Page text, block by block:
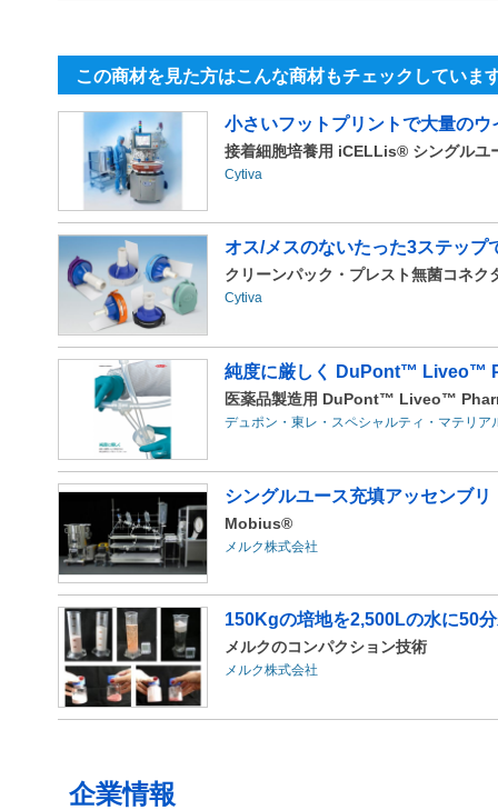
この商材を見た方はこんな商材もチェックしていま
小さいフットプリントで大量のウ
接着細胞培養用 iCELLis® シングルユ
Cytiva
オス/メスのないたった3ステップ
クリーンパック・プレスト無菌コネク
Cytiva
純度に厳しく DuPont™ Liveo™
医薬品製造用 DuPont™ Liveo™
デュポン・東レ・スペシャルティ・マテリア
シングルユース充填アッセンブリ
Mobius®
メルク株式会社
150Kgの培地を2,500Lの水に50
メルクのコンパクション技術
メルク株式会社
企業情報